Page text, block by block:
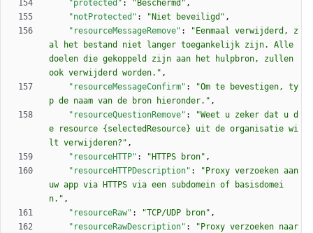
"protected" : "Beschermd" ,
"notProtected" : "Niet beveiligd" ,
"resourceMessageRemove" :
"Eenmaal verwijderd, z
al het bestand niet langer toegankelijk zijn. Alle
doelen die gekoppeld zijn aan het hulpbron, zullen
ook verwijderd worden." ,
"resourceMessageConfirm" :
"Om te bevestigen, ty
p de naam van de bron hieronder." ,
"resourceQuestionRemove" :
"Weet u zeker dat u d
e resource {selectedResource} uit de organisatie wi
lt verwijderen?" ,
"resourceHTTP" : "HTTPS bron" ,
"resourceHTTPDescription" :
"Proxy verzoeken aan
uw app via HTTPS via een subdomein of basisdomei
n." ,
"resourceRaw" : "TCP/UDP bron" ,
"resourceRawDescription" :
"Proxy verzoeken naar